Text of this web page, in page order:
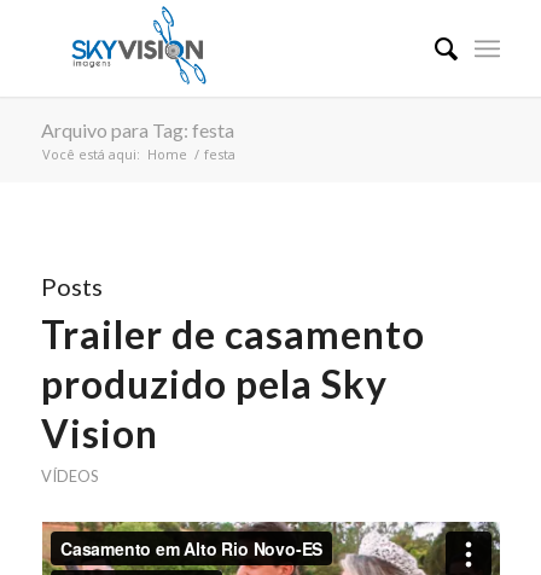
Arquivo para Tag: festa
Você está aqui: Home / festa
Posts
Trailer de casamento
produzido pela Sky
Vision
VÍDEOS